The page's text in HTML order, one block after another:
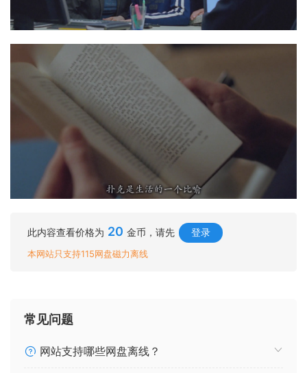
此内容查看价格为 20 金币，请先 登录
本网站只支持115网盘磁力离线
常见问题
网站支持哪些网盘离线？